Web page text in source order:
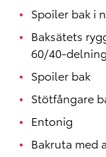
Spoiler bak i
Baksätets
60/40-delning
Spoiler bak
Stötfångare
Entonig
Bakruta med